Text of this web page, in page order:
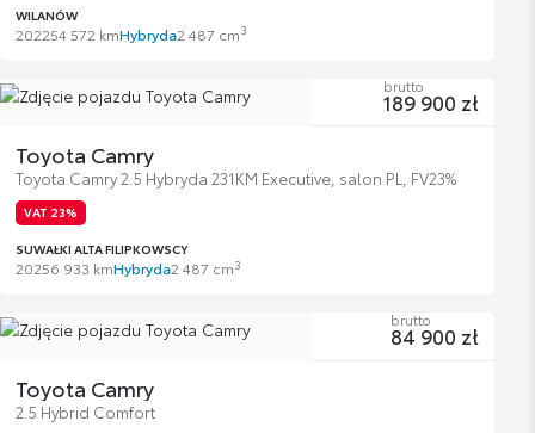
WILANÓW
202254 572 kmHybryda2 487 cm3
Toyota Camry
Toyota Camry 2.5 Hybryda 231KM Executive, salon PL, FV23%
VAT 23%
SUWAŁKI ALTA FILIPKOWSCY
20256 933 kmHybryda2 487 cm3
brutto
189 900 zł
Toyota Camry
2.5 Hybrid Comfort
brutto
84 900 zł